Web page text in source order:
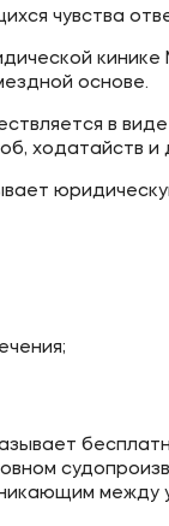
чувства
основе.
в виде
ходатайств
между